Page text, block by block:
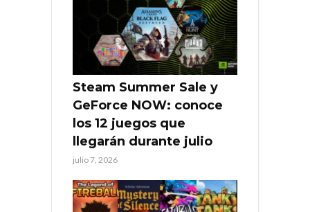
Steam Summer Sale y
GeForce NOW: conoce
los 12 juegos que
llegarán durante julio
julio 7, 2026